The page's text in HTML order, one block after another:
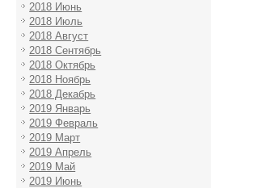
2018 Июнь
2018 Июль
2018 Август
2018 Сентябрь
2018 Октябрь
2018 Ноябрь
2018 Декабрь
2019 Январь
2019 Февраль
2019 Март
2019 Апрель
2019 Май
2019 Июнь